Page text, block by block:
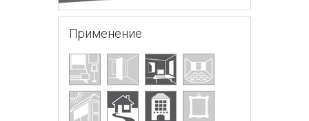
Применение